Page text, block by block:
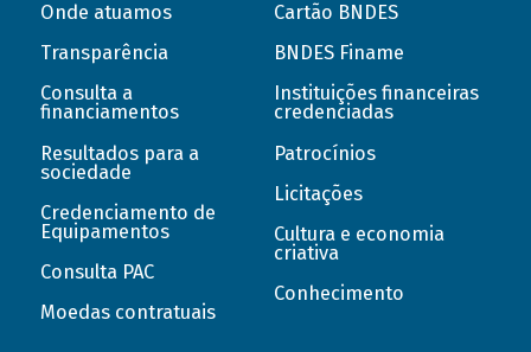
Onde atuamos
Transparência
Consulta a
financiamentos
Resultados para a
sociedade
Credenciamento de
Equipamentos
Consulta PAC
Moedas contratuais
Cartão BNDES
BNDES Finame
Instituições financeiras
credenciadas
Patrocínios
Licitações
Cultura e economia
criativa
Conhecimento